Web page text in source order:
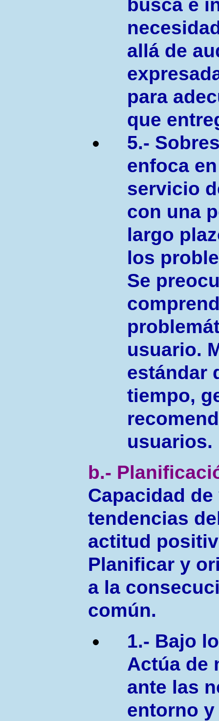
busca e
allá de
para
que
5.-
enfoca
servicio
con una
largo
los
Se
usuario.
estándar
tiempo,
usuarios.
b.-
Capacidad
tendencias
actitud
Planificar y
a la
común.
1.- Bajo
Actúa de
ante las
entorno